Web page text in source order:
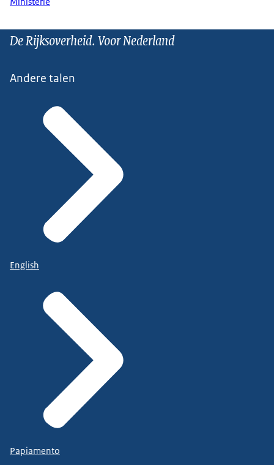
De Rijksoverheid. Voor Nederland
Andere talen
English
Papiamento